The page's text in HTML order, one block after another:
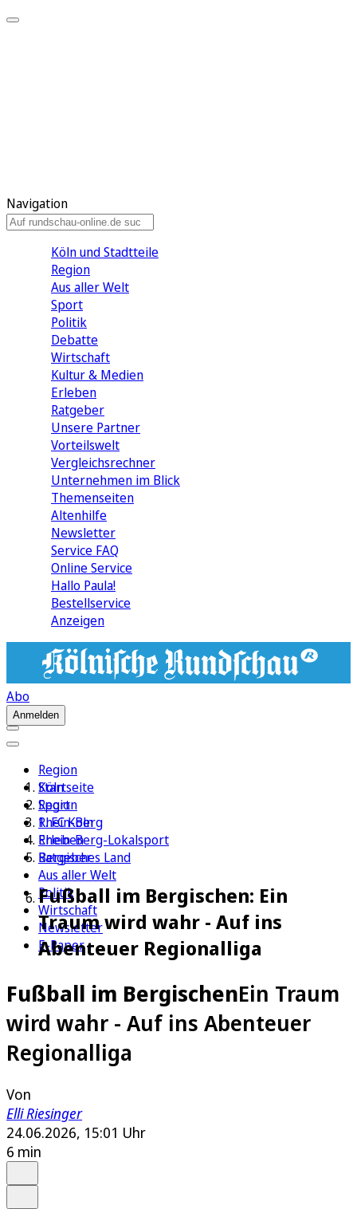
Navigation
Köln und Stadtteile
Region
Aus aller Welt
Sport
Politik
Debatte
Wirtschaft
Kultur & Medien
Erleben
Ratgeber
Unsere Partner
Vorteilswelt
Vergleichsrechner
Unternehmen im Blick
Themenseiten
Altenhilfe
Newsletter
Service FAQ
Online Service
Hallo Paula!
Bestellservice
Anzeigen
Abo
Anmelden
Region
Köln
Sport
1. FC Köln
Erleben
Ratgeber
Aus aller Welt
Politik
Wirtschaft
Newsletter
E-Paper
Startseite
Region
Rhein-Berg
Rhein-Berg-Lokalsport
Bergisches Land
Fußball im Bergischen: Ein
Traum wird wahr - Auf ins
Abenteuer Regionalliga
Fußball im BergischenEin Traum
wird wahr - Auf ins Abenteuer
Regionalliga
Von
Elli Riesinger
24.06.2026, 15:01 Uhr
6 min